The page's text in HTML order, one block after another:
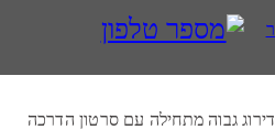
גבוה מתחילה עם סרטון הדרכה